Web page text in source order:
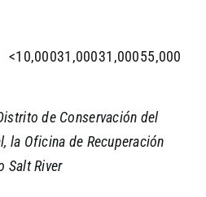
<10,00031,00031,00055,000
de Conservación del
la Oficina de Recuperación
Salt River